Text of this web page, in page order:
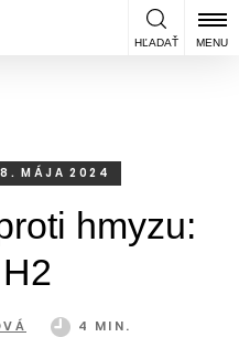
HĽADAŤ MENU
8. MÁJA 2024
hmyzu:
4 MIN.